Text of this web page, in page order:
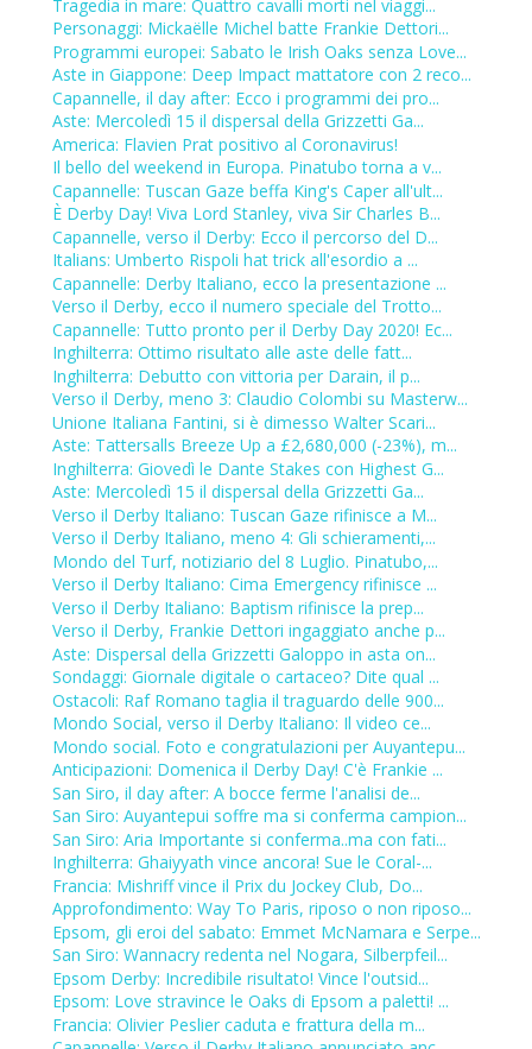
Tragedia in mare: Quattro cavalli morti nel viaggi...
Personaggi: Mickaëlle Michel batte Frankie Dettori...
Programmi europei: Sabato le Irish Oaks senza Love...
Aste in Giappone: Deep Impact mattatore con 2 reco...
Capannelle, il day after: Ecco i programmi dei pro...
Aste: Mercoledì 15 il dispersal della Grizzetti Ga...
America: Flavien Prat positivo al Coronavirus!
Il bello del weekend in Europa. Pinatubo torna a v...
Capannelle: Tuscan Gaze beffa King's Caper all'ult...
È Derby Day! Viva Lord Stanley, viva Sir Charles B...
Capannelle, verso il Derby: Ecco il percorso del D...
Italians: Umberto Rispoli hat trick all'esordio a ...
Capannelle: Derby Italiano, ecco la presentazione ...
Verso il Derby, ecco il numero speciale del Trotto...
Capannelle: Tutto pronto per il Derby Day 2020! Ec...
Inghilterra: Ottimo risultato alle aste delle fatt...
Inghilterra: Debutto con vittoria per Darain, il p...
Verso il Derby, meno 3: Claudio Colombi su Masterw...
Unione Italiana Fantini, si è dimesso Walter Scari...
Aste: Tattersalls Breeze Up a £2,680,000 (-23%), m...
Inghilterra: Giovedì le Dante Stakes con Highest G...
Aste: Mercoledì 15 il dispersal della Grizzetti Ga...
Verso il Derby Italiano: Tuscan Gaze rifinisce a M...
Verso il Derby Italiano, meno 4: Gli schieramenti,...
Mondo del Turf, notiziario del 8 Luglio. Pinatubo,...
Verso il Derby Italiano: Cima Emergency rifinisce ...
Verso il Derby Italiano: Baptism rifinisce la prep...
Verso il Derby, Frankie Dettori ingaggiato anche p...
Aste: Dispersal della Grizzetti Galoppo in asta on...
Sondaggi: Giornale digitale o cartaceo? Dite qual ...
Ostacoli: Raf Romano taglia il traguardo delle 900...
Mondo Social, verso il Derby Italiano: Il video ce...
Mondo social. Foto e congratulazioni per Auyantepu...
Anticipazioni: Domenica il Derby Day! C'è Frankie ...
San Siro, il day after: A bocce ferme l'analisi de...
San Siro: Auyantepui soffre ma si conferma campion...
San Siro: Aria Importante si conferma..ma con fati...
Inghilterra: Ghaiyyath vince ancora! Sue le Coral-...
Francia: Mishriff vince il Prix du Jockey Club, Do...
Approfondimento: Way To Paris, riposo o non riposo...
Epsom, gli eroi del sabato: Emmet McNamara e Serpe...
San Siro: Wannacry redenta nel Nogara, Silberpfeil...
Epsom Derby: Incredibile risultato! Vince l'outsid...
Epsom: Love stravince le Oaks di Epsom a paletti! ...
Francia: Olivier Peslier caduta e frattura della m...